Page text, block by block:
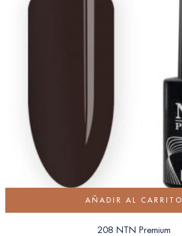
AÑADIR AL CARRITO
208 NTN Premium